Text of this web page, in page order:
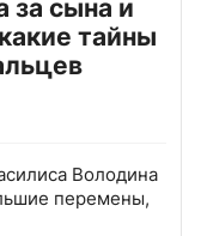
за сына и
тайны
Володина
перемены,